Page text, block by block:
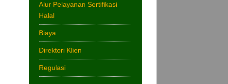
Alur Pelayanan Sertifikasi
Halal
Biaya
Direktori Klien
Regulasi